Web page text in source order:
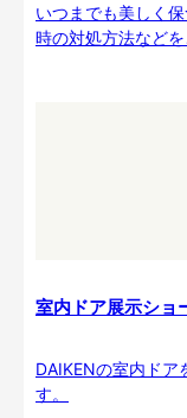
いつまでも美しく
時の対処方法などを
室内ドア展示ショ
DAIKENの室内ドア
す。